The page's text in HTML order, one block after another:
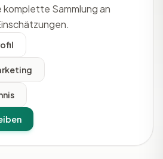
Sammlung an